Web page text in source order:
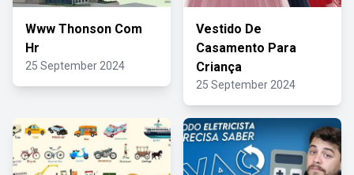
Www Thonson Com
Hr
25 September 2024
Vestido De
Casamento Para
Criança
25 September 2024